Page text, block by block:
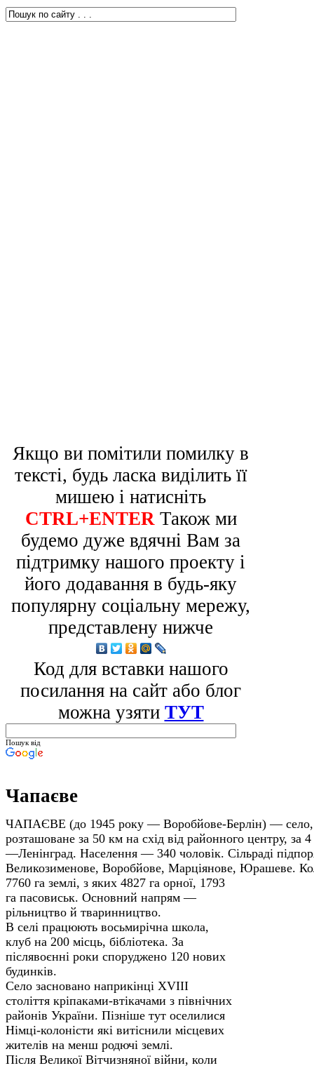
Якщо ви помітили помилку в
тексті, будь ласка виділить її
мишею і натисніть
CTRL+ENTER Також ми
будемо дуже вдячні Вам за
підтримку нашого проекту і
його додавання в будь-яку
популярну соціальну мережу,
представлену нижче
Код для вставки нашого
посилання на сайт або блог
можна узяти ТУТ
Пошук від
Чапаєве
ЧАПАЄВЕ (до 1945 року — Воробйове-Берлін) — село,
розташоване за 50 км на схід від районного центру, за 4
—Ленінград. Населення — 340 чоловік. Сільраді
Великозименове, Воробйове, Марціянове, Юрашеве.
7760 га землі, з яких 4827 га орної, 1793
га пасовиськ. Основний напрям —
рільництво й тваринництво.
В селі працюють восьмирічна школа,
клуб на 200 місць, бібліотека. За
післявоєнні роки споруджено 120 нових
будинків.
Село засновано наприкінці XVIII
століття кріпаками-втікачами з північних
районів України. Пізніше тут оселилися
Німці-колоністи які витіснили місцевих
жителів на менш родючі землі.
Після Великої Вітчизняної війни, коли